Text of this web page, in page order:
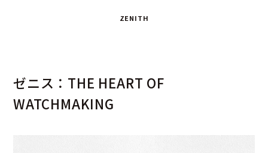
ZENITH
ゼニス：THE HEART OF
WATCHMAKING